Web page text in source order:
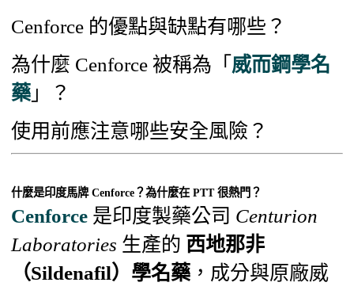
Cenforce 的優點與缺點有哪些？
為什麼 Cenforce 被稱為「 威而鋼學名
藥 」？
使用前應注意哪些安全風險？
什麼是印度馬牌 Cenforce？為什麼在 PTT 很熱門？
Cenforce 是印度製藥公司 Centurion
Laboratories 生產的 西地那非
（Sildenafil）學名藥 ，成分與原廠威